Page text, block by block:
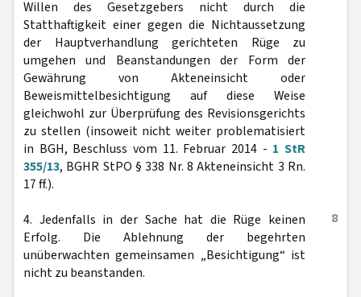
Willen des Gesetzgebers nicht durch die
Statthaftigkeit einer gegen die Nichtaussetzung
der Hauptverhandlung gerichteten Rüge zu
umgehen und Beanstandungen der Form der
Gewährung von Akteneinsicht oder
Beweismittelbesichtigung auf diese Weise
gleichwohl zur Überprüfung des Revisionsgerichts
zu stellen (insoweit nicht weiter problematisiert
in BGH, Beschluss vom 11. Februar 2014 - 1 StR
355/13, BGHR StPO § 338 Nr. 8 Akteneinsicht 3 Rn.
17 ff.).
8
4. Jedenfalls in der Sache hat die Rüge keinen
Erfolg. Die Ablehnung der begehrten
unüberwachten gemeinsamen „Besichtigung“ ist
nicht zu beanstanden.